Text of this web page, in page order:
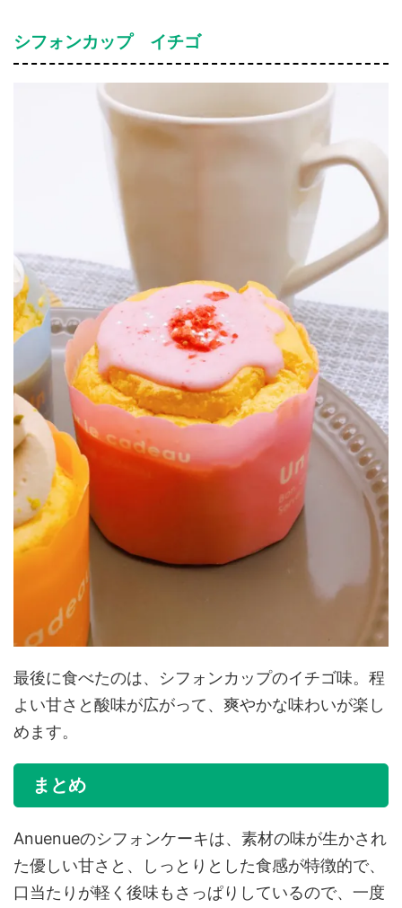
シフォンカップ イチゴ
最後に食べたのは、シフォンカップのイチゴ味。程
よい甘さと酸味が広がって、爽やかな味わいが楽し
めます。
まとめ
Anuenueのシフォンケーキは、素材の味が生かされ
た優しい甘さと、しっとりとした食感が特徴的で、
口当たりが軽く後味もさっぱりしているので、一度